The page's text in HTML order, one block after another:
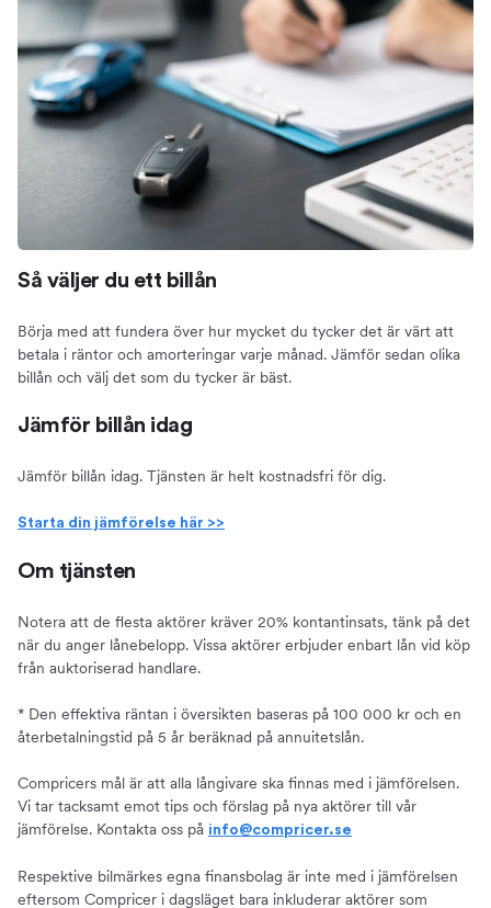
Så väljer du ett billån
Börja med att fundera över hur mycket du tycker det är värt att
betala i räntor och amorteringar varje månad. Jämför sedan olika
billån och välj det som du tycker är bäst.
Jämför billån idag
Jämför billån idag. Tjänsten är helt kostnadsfri för dig.
Starta din jämförelse här >>
Om tjänsten
Notera att de flesta aktörer kräver 20% kontantinsats, tänk på det
när du anger lånebelopp. Vissa aktörer erbjuder enbart lån vid köp
från auktoriserad handlare.
* Den effektiva räntan i översikten baseras på 100 000 kr och en
återbetalningstid på 5 år beräknad på annuitetslån.
Compricers mål är att alla långivare ska finnas med i jämförelsen.
Vi tar tacksamt emot tips och förslag på nya aktörer till vår
jämförelse. Kontakta oss på info@compricer.se
Respektive bilmärkes egna finansbolag är inte med i jämförelsen
eftersom Compricer i dagsläget bara inkluderar aktörer som